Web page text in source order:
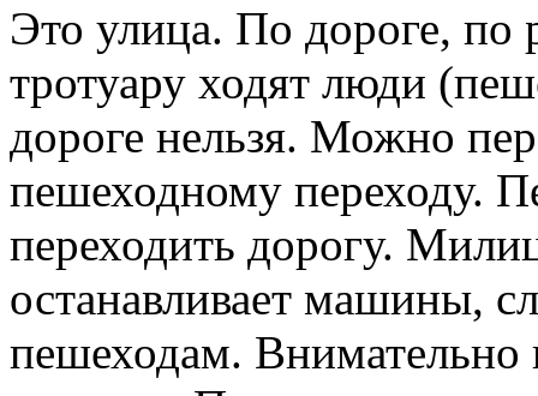
Это улица. По дороге, по
тротуару ходят люди
дороге нельзя. Можно
пешеходному переходу.
переходить дорогу.
останавливает машины,
пешеходам. Внимательно